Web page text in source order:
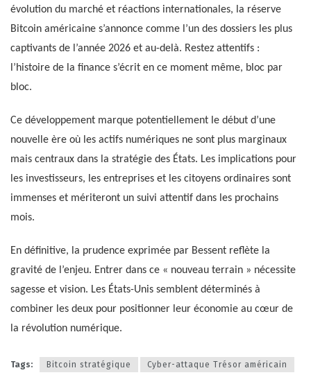
évolution du marché et réactions internationales, la réserve
Bitcoin américaine s’annonce comme l’un des dossiers les plus
captivants de l’année 2026 et au-delà. Restez attentifs :
l’histoire de la finance s’écrit en ce moment même, bloc par
bloc.
Ce développement marque potentiellement le début d’une
nouvelle ère où les actifs numériques ne sont plus marginaux
mais centraux dans la stratégie des États. Les implications pour
les investisseurs, les entreprises et les citoyens ordinaires sont
immenses et mériteront un suivi attentif dans les prochains
mois.
En définitive, la prudence exprimée par Bessent reflète la
gravité de l’enjeu. Entrer dans ce « nouveau terrain » nécessite
sagesse et vision. Les États-Unis semblent déterminés à
combiner les deux pour positionner leur économie au cœur de
la révolution numérique.
Tags: Bitcoin stratégique
Cyber-attaque Trésor américain